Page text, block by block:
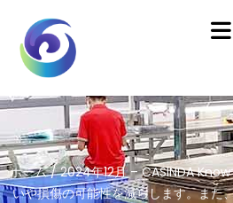
ホーム/2024年12月 – CASINDAKnow
いや損傷の可能性を減らします。また